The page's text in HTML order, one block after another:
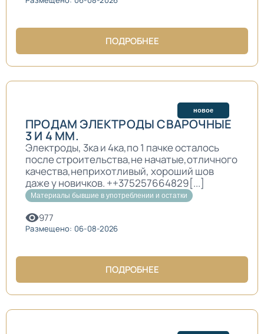
ПОДРОБНЕЕ
новое
ПРОДАМ ЭЛЕКТРОДЫ СВАРОЧНЫЕ
3 И 4 ММ.
Электроды, 3ка и 4ка,по 1 пачке осталось
после строительства,не начатые,отличного
качества,неприхотливый, хороший шов
даже у новичков. ++375257664829[...]
Материалы бывшие в употреблении и остатки
977
Размещено: 06-08-2026
ПОДРОБНЕЕ